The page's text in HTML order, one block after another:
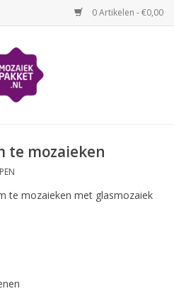
0 Artikelen - €0,00
te mozaieken
te mozaieken met glasmozaiek